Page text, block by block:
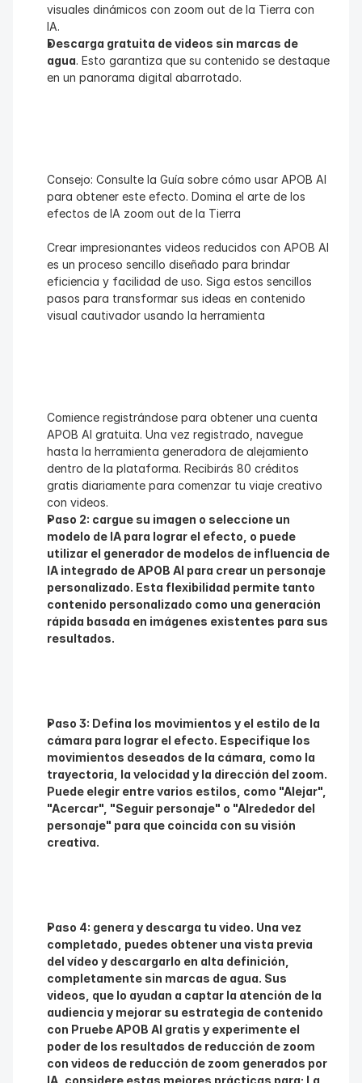
visuales dinámicos con zoom out de la Tierra con
IA.
Descarga gratuita de videos sin marcas de
agua. Esto garantiza que su contenido se destaque
en un panorama digital abarrotado.
Consejo: Consulte la Guía sobre cómo usar APOB AI
para obtener este efecto. Domina el arte de los
efectos de IA zoom out de la Tierra
Crear impresionantes videos reducidos con APOB AI
es un proceso sencillo diseñado para brindar
eficiencia y facilidad de uso. Siga estos sencillos
pasos para transformar sus ideas en contenido
visual cautivador usando la herramienta
Comience registrándose para obtener una cuenta
APOB AI gratuita. Una vez registrado, navegue
hasta la herramienta generadora de alejamiento
dentro de la plataforma. Recibirás 80 créditos
gratis diariamente para comenzar tu viaje creativo
con videos.
Paso 2: cargue su imagen o seleccione un
modelo de IA para lograr el efecto, o puede
utilizar el generador de modelos de influencia de
IA integrado de APOB AI para crear un personaje
personalizado. Esta flexibilidad permite tanto
contenido personalizado como una generación
rápida basada en imágenes existentes para sus
resultados.
Paso 3: Defina los movimientos y el estilo de la
cámara para lograr el efecto. Especifique los
movimientos deseados de la cámara, como la
trayectoria, la velocidad y la dirección del zoom.
Puede elegir entre varios estilos, como "Alejar",
"Acercar", "Seguir personaje" o "Alrededor del
personaje" para que coincida con su visión
creativa.
Paso 4: genera y descarga tu video. Una vez
completado, puedes obtener una vista previa
del vídeo y descargarlo en alta definición,
completamente sin marcas de agua. Sus
videos, que lo ayudan a captar la atención de la
audiencia y mejorar su estrategia de contenido
con Pruebe APOB AI gratis y experimente el
poder de los resultados de reducción de zoom
con videos de reducción de zoom generados por
IA, considere estas mejores prácticas para: La